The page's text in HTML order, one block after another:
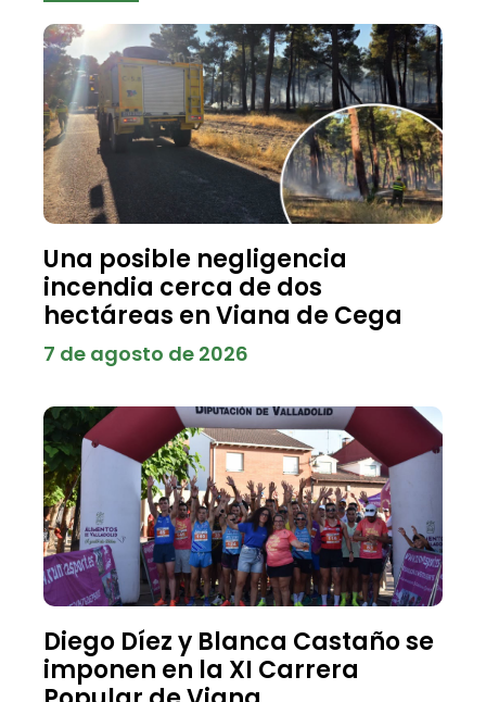
Una posible negligencia
incendia cerca de dos
hectáreas en Viana de Cega
7 de agosto de 2026
Diego Díez y Blanca Castaño se
imponen en la XI Carrera